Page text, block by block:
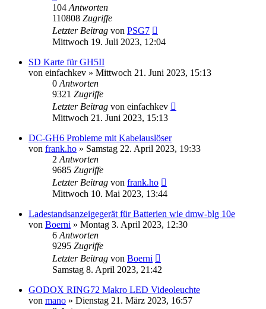
104 Antworten
110808 Zugriffe
Letzter Beitrag von PSG7
Mittwoch 19. Juli 2023, 12:04
SD Karte für GH5II
von einfachkev » Mittwoch 21. Juni 2023, 15:13
0 Antworten
9321 Zugriffe
Letzter Beitrag von einfachkev
Mittwoch 21. Juni 2023, 15:13
DC-GH6 Probleme mit Kabelauslöser
von frank.ho » Samstag 22. April 2023, 19:33
2 Antworten
9685 Zugriffe
Letzter Beitrag von frank.ho
Mittwoch 10. Mai 2023, 13:44
Ladestandsanzeigegerät für Batterien wie dmw-blg 10e
von Boerni » Montag 3. April 2023, 12:30
6 Antworten
9295 Zugriffe
Letzter Beitrag von Boerni
Samstag 8. April 2023, 21:42
GODOX RING72 Makro LED Videoleuchte
von mano » Dienstag 21. März 2023, 16:57